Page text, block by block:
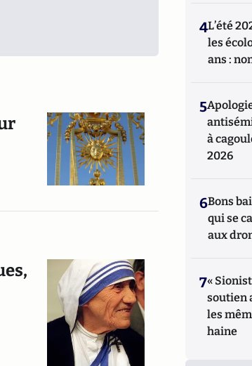
4L’été
les
ans :
5
à
2026
6Bons
qui se
aux
7«
soutien
les
haine